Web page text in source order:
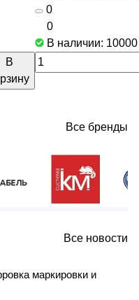
В
0
0
В наличии:
Все бренды
Все новости
маркировки и